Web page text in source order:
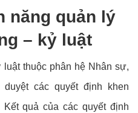
năng quản lý
– kỷ luật
thuộc phân hệ Nhân sự,
các quyết định khen
quả của các quyết định